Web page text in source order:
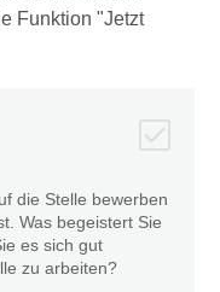
Funktion "Jetzt
die Stelle bewerben
Was begeistert Sie
es sich gut
zu arbeiten?